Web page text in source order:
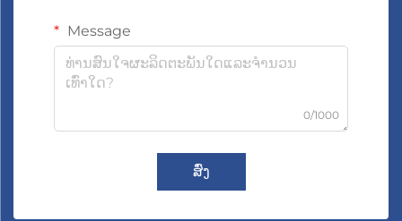
Message
0/1000
ສົ່ງ